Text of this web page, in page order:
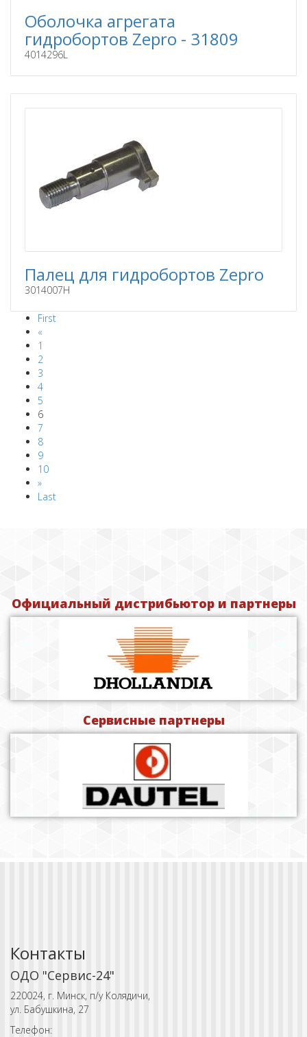
Оболочка агрегата
гидробортов Zepro - 31809
4014296L
Палец для гидробортов Zepro
3014007H
First
«
1
2
3
4
5
6
7
8
9
10
»
Last
Официальный дистрибьютор и партнеры
Сервисные партнеры
Контакты
ОДО "Сервис-24"
220024, г. Минск, п/у Колядичи,
ул. Бабушкина, 27
Телефон: